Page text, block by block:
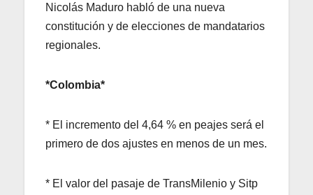
Nicolás Maduro habló de una nueva
constitución y de elecciones de mandatarios
regionales.
*Colombia*
* El incremento del 4,64 % en peajes será el
primero de dos ajustes en menos de un mes.
* El valor del pasaje de TransMilenio y Sitp